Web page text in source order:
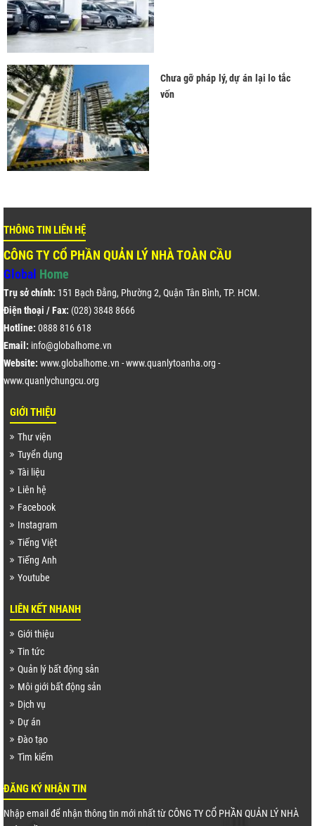
Chưa gỡ pháp lý, dự án lại lo tắc
vốn
THÔNG TIN LIÊN HỆ
CÔNG TY CỔ PHẦN QUẢN LÝ NHÀ TOÀN CẦU
Global Home
Trụ sở chính: 151 Bạch Đằng, Phường 2, Quận Tân Bình, TP. HCM.
Điện thoại / Fax: (028) 3848 8666
Hotline: 0888 816 618
Email: info@globalhome.vn
Website: www.globalhome.vn -www.quanlytoanha.org -
www.quanlychungcu.org
GIỚI THIỆU
Thư viện
Tuyển dụng
Tài liệu
Liên hệ
Facebook
Instagram
Tiếng Việt
Tiếng Anh
Youtube
LIÊN KẾT NHANH
Giới thiệu
Tin tức
Quản lý bất động sản
Môi giới bất động sản
Dịch vụ
Dự án
Đào tạo
Tìm kiếm
ĐĂNG KÝ NHẬN TIN
Nhập email để nhận thông tin mới nhất từ CÔNG TY CỔ PHẦN QUẢN LÝ NHÀ